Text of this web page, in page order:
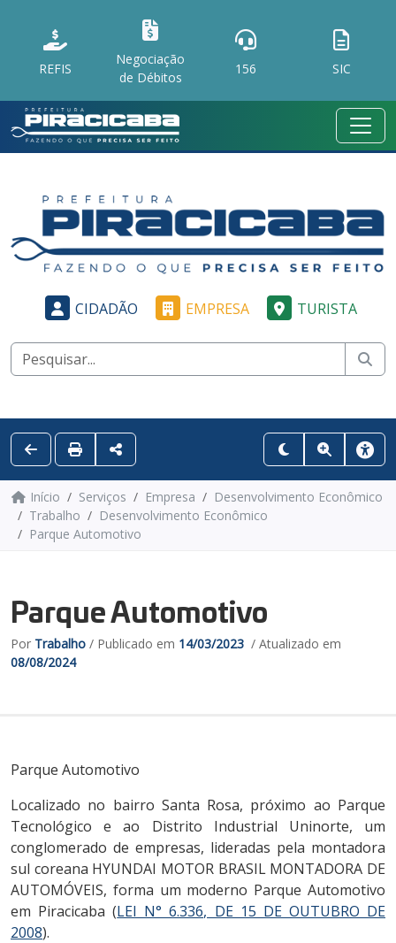
REFIS
Negociação
de Débitos
156 SIC
CIDADÃO EMPRESA TURISTA
Início Serviços Empresa
Desenvolvimento Econômico
Trabalho
Desenvolvimento Econômico
Parque Automotivo
Parque Automotivo
Por Trabalho / Publicado em 14/03/2023 / Atualizado em
08/08/2024
Parque Automotivo
Localizado no bairro Santa Rosa, próximo ao Parque
Tecnológico e ao Distrito Industrial Uninorte, um
conglomerado de empresas, lideradas pela montadora
sul coreana HYUNDAI MOTOR BRASIL MONTADORA DE
AUTOMÓVEIS, forma um moderno Parque Automotivo
em Piracicaba (LEI N° 6.336, DE 15 DE OUTUBRO DE
2008).